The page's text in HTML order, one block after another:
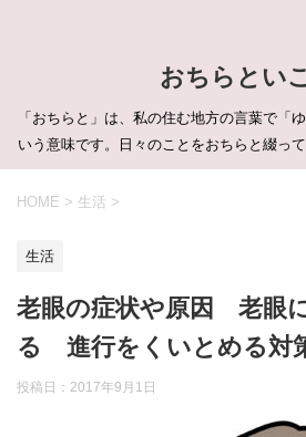
おちらとい
「おちらと」は、私の住む地方の言葉で「
いう意味です。日々のことをおちらと綴っ
HOME > 生活 >
生活
老眼の症状や原因 老眼
る 進行をくいとめる対
投稿日： 2017年9月1日